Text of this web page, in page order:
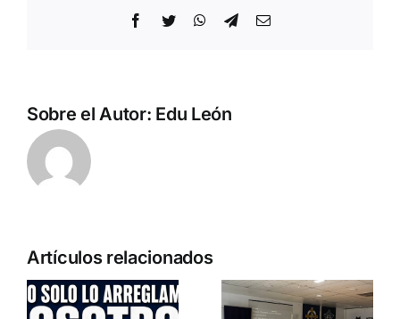
Facebook
Twitter WhatsApp
TelegramCorreo
Sobre el Autor: Edu León
Artículos relacionados
Entrevista a